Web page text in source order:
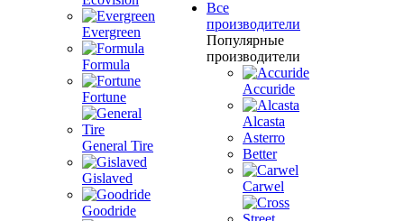
Evergreen
Formula
Fortune
General Tire
Gislaved
Goodride
Все
производители
Популярные
производители
Accuride
Alcasta
Asterro
Better
Carwel